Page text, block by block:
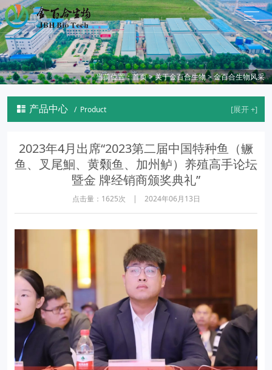
当前位置：首页>关于金百合生物>金百合生物风采
2023年4月出席“2023第二届中国特种鱼（鳜
鱼、叉尾鮰、黄颡鱼、加州鲈）养殖高手论坛
暨金 牌经销商颁奖典礼”
点击量：1625次 | 2024年06月13日
 产品中心 / Product